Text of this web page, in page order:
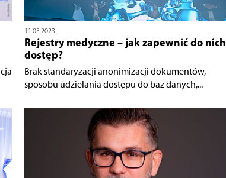
11.05.2023
Rejestry medyczne – jak zapewnić do nich
dostęp?
Brak standaryzacji anonimizacji dokumentów,
sposobu udzielania dostępu do baz danych,...